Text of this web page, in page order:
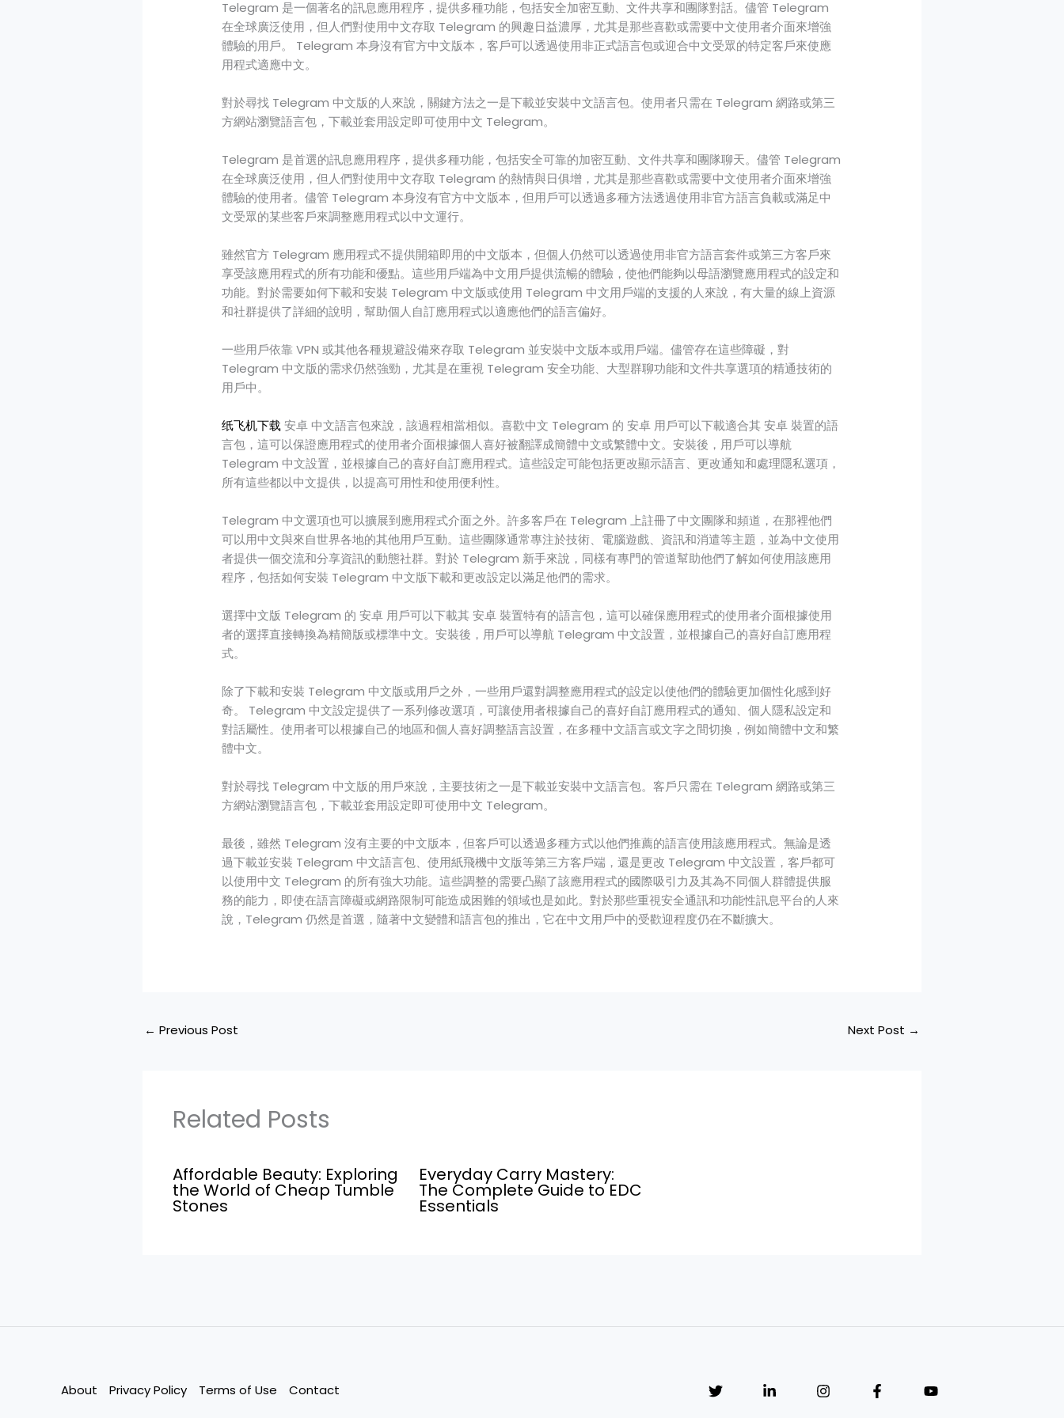
Telegram 是一個著名的訊息應用程序，提供多種功能，包括安全加密互動、文件共享和團隊對話。儘管 Telegram
在全球廣泛使用，但人們對使用中文存取 Telegram 的興趣日益濃厚，尤其是那些喜歡或需要中文使用者介面來增強
體驗的用戶。 Telegram 本身沒有官方中文版本，客戶可以透過使用非正式語言包或迎合中文受眾的特定客戶來使應
用程式適應中文。
對於尋找 Telegram 中文版的人來說，關鍵方法之一是下載並安裝中文語言包。使用者只需在 Telegram 網路或第三
方網站瀏覽語言包，下載並套用設定即可使用中文 Telegram。
Telegram 是首選的訊息應用程序，提供多種功能，包括安全可靠的加密互動、文件共享和團隊聊天。儘管 Telegram
在全球廣泛使用，但人們對使用中文存取 Telegram 的熱情與日俱增，尤其是那些喜歡或需要中文使用者介面來增強
體驗的使用者。儘管 Telegram 本身沒有官方中文版本，但用戶可以透過多種方法透過使用非官方語言負載或滿足中
文受眾的某些客戶來調整應用程式以中文運行。
雖然官方 Telegram 應用程式不提供開箱即用的中文版本，但個人仍然可以透過使用非官方語言套件或第三方客戶來
享受該應用程式的所有功能和優點。這些用戶端為中文用戶提供流暢的體驗，使他們能夠以母語瀏覽應用程式的設定和
功能。對於需要如何下載和安裝 Telegram 中文版或使用 Telegram 中文用戶端的支援的人來說，有大量的線上資源
和社群提供了詳細的說明，幫助個人自訂應用程式以適應他們的語言偏好。
一些用戶依靠 VPN 或其他各種規避設備來存取 Telegram 並安裝中文版本或用戶端。儘管存在這些障礙，對
Telegram 中文版的需求仍然強勁，尤其是在重視 Telegram 安全功能、大型群聊功能和文件共享選項的精通技術的
用戶中。
纸飞机下载安卓 中文語言包來說，該過程相當相似。喜歡中文 Telegram 的 安卓 用戶可以下載適合其 安卓 裝置的語
言包，這可以保證應用程式的使用者介面根據個人喜好被翻譯成簡體中文或繁體中文。安裝後，用戶可以導航
Telegram 中文設置，並根據自己的喜好自訂應用程式。這些設定可能包括更改顯示語言、更改通知和處理隱私選項，
所有這些都以中文提供，以提高可用性和使用便利性。
Telegram 中文選項也可以擴展到應用程式介面之外。許多客戶在 Telegram 上註冊了中文團隊和頻道，在那裡他們
可以用中文與來自世界各地的其他用戶互動。這些團隊通常專注於技術、電腦遊戲、資訊和消遣等主題，並為中文使用
者提供一個交流和分享資訊的動態社群。對於 Telegram 新手來說，同樣有專門的管道幫助他們了解如何使用該應用
程序，包括如何安裝 Telegram 中文版下載和更改設定以滿足他們的需求。
選擇中文版 Telegram 的 安卓 用戶可以下載其 安卓 裝置特有的語言包，這可以確保應用程式的使用者介面根據使用
者的選擇直接轉換為精簡版或標準中文。安裝後，用戶可以導航 Telegram 中文設置，並根據自己的喜好自訂應用程
式。
除了下載和安裝 Telegram 中文版或用戶之外，一些用戶還對調整應用程式的設定以使他們的體驗更加個性化感到好
奇。 Telegram 中文設定提供了一系列修改選項，可讓使用者根據自己的喜好自訂應用程式的通知、個人隱私設定和
對話屬性。使用者可以根據自己的地區和個人喜好調整語言設置，在多種中文語言或文字之間切換，例如簡體中文和繁
體中文。
對於尋找 Telegram 中文版的用戶來說，主要技術之一是下載並安裝中文語言包。客戶只需在 Telegram 網路或第三
方網站瀏覽語言包，下載並套用設定即可使用中文 Telegram。
最後，雖然 Telegram 沒有主要的中文版本，但客戶可以透過多種方式以他們推薦的語言使用該應用程式。無論是透
過下載並安裝 Telegram 中文語言包、使用紙飛機中文版等第三方客戶端，還是更改 Telegram 中文設置，客戶都可
以使用中文 Telegram 的所有強大功能。這些調整的需要凸顯了該應用程式的國際吸引力及其為不同個人群體提供服
務的能力，即使在語言障礙或網路限制可能造成困難的領域也是如此。對於那些重視安全通訊和功能性訊息平台的人來
說，Telegram 仍然是首選，隨著中文變體和語言包的推出，它在中文用戶中的受歡迎程度仍在不斷擴大。
← Previous Post Next Post →
Related Posts
Affordable Beauty: Exploring
the World of Cheap Tumble
Stones
Everyday Carry Mastery:
The Complete Guide to EDC
Essentials
About Privacy Policy Terms of Use Contact